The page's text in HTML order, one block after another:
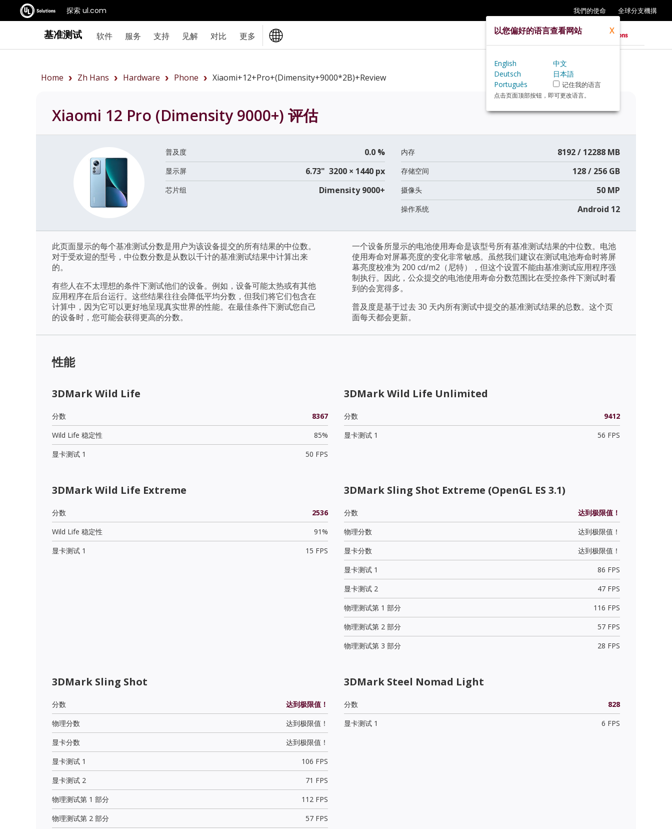
探索 ul.com 我們的使命 全球分支機搆
基准测试 软件 服务 支持 见解 对比 更多
Home Zh Hans Hardware Phone Xiaomi+12+Pro+(Dimensity+9000*2B)+review
Xiaomi 12 Pro (Dimensity 9000+) 评估
普及度 0.0 %
显示屏 6.73" 3200 × 1440 px
芯片组 Dimensity 9000+
内存 8192 / 12288 MB
存储空间 128 / 256 GB
摄像头 50 MP
操作系统 Android 12
此页面显示的每个基准测试分数是用户为该设备提交的所有结果的中位数。
对于受欢迎的型号，中位数分数是从数以千计的基准测试结果中计算出来
的。
有些人在不太理想的条件下测试他们的设备。例如，设备可能太热或有其他
应用程序在后台运行。这些结果往往会降低平均分数，但我们将它们包含在
计算中，因为它可以更好地呈现真实世界的性能。在最佳条件下测试您自己
的设备时，您可能会获得更高的分数。
一个设备所显示的电池使用寿命是该型号所有基准测试结果的中位数。电池
使用寿命对屏幕亮度的变化非常敏感。虽然我们建议在测试电池寿命时将屏
幕亮度校准为 200 cd/m2（尼特），但这个设置不能由基准测试应用程序强
制执行。因此，公众提交的电池使用寿命分数范围比在受控条件下测试时看
到的会宽得多。
普及度是基于过去 30 天内所有测试中提交的基准测试结果的总数。这个页
面每天都会更新。
性能
3DMark Wild Life
分数
8367
Wild Life 稳定性
85%
显卡测试 1
50 FPS
3DMark Wild Life Unlimited
分数
9412
显卡测试 1
56 FPS
3DMark Wild Life Extreme
分数
2536
Wild Life 稳定性
91%
显卡测试 1
15 FPS
3DMark Sling Shot Extreme (OpenGL ES 3.1)
分数
达到极限值！
物理分数
达到极限值！
显卡分数
达到极限值！
显卡测试 1
86 FPS
显卡测试 2
47 FPS
物理测试第 1 部分
116 FPS
物理测试第 2 部分
57 FPS
物理测试第 3 部分
28 FPS
3DMark Sling Shot
分数
达到极限值！
物理分数
达到极限值！
显卡分数
达到极限值！
显卡测试 1
106 FPS
显卡测试 2
71 FPS
物理测试第 1 部分
112 FPS
物理测试第 2 部分
57 FPS
3DMark Steel Nomad Light
分数
828
显卡测试 1
6 FPS
以您偏好的语言查看网站 X
English
中文
Deutsch
日本語
Português
记住我的语言
点击页面顶部按钮，即可更改语言。